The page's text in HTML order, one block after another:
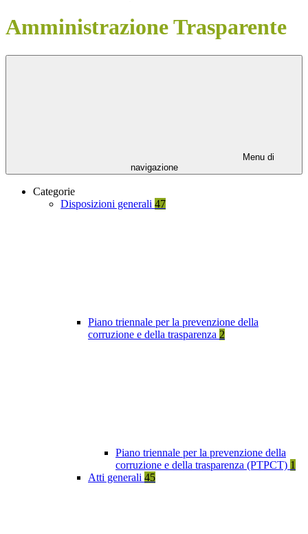
Amministrazione Trasparente
Menu di
navigazione
Categorie
Disposizioni generali 47
Piano triennale per la prevenzione della
corruzione e della trasparenza 2
Piano triennale per la prevenzione della
corruzione e della trasparenza (PTPCT) 1
Atti generali 45